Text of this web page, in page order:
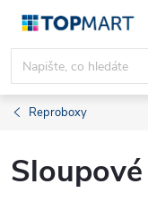
Přejít
obsah
Reproboxy
Sloupové